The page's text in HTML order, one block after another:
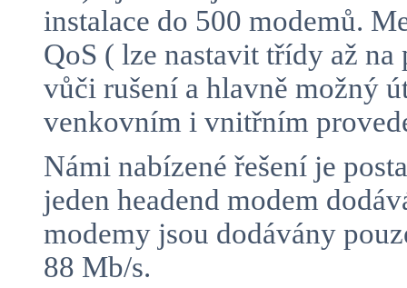
instalace do 500 modemů.
QoS ( lze nastavit třídy až
vůči rušení a hlavně možný
venkovním i vnitřním
Námi nabízené řešení je
jeden headend modem
modemy jsou dodávány
88 Mb/s.